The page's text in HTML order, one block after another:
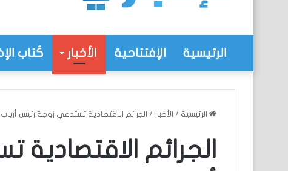
الرئيسية الإفتتاحية الأخبار كُتاب
الرئيسية / الأخبار / الجرائم الاقتصادية تستدعي زوجة رئيس
الجرائم